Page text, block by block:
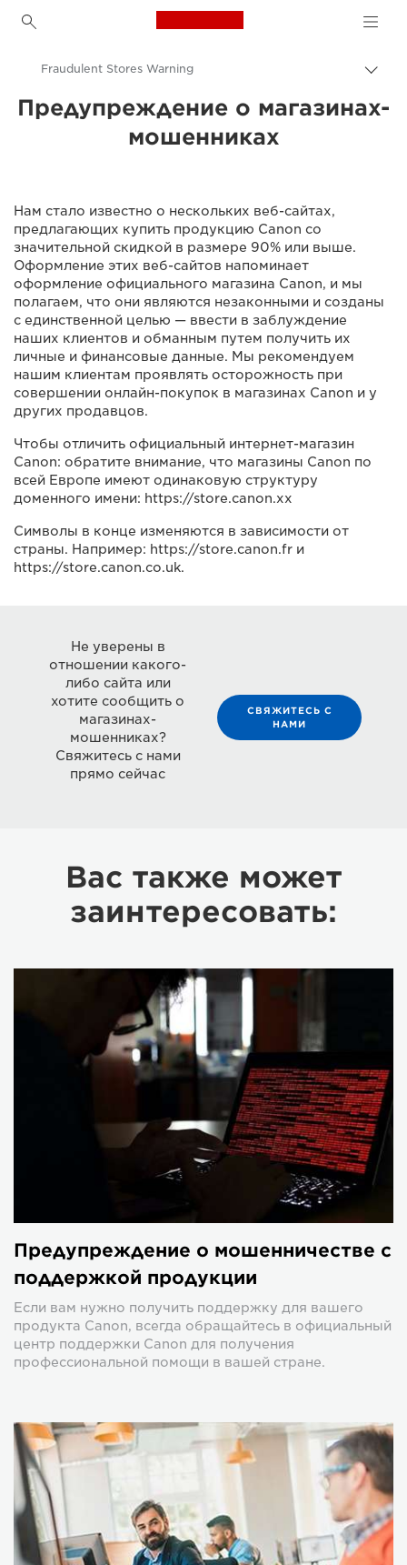
Canon Logo, back to
Canon
О нас - Canon Tajikistan
Fraudulent Stores Warning
Предупреждение о магазинах-
мошенниках
Нам стало известно о нескольких веб-сайтах,
предлагающих купить продукцию Canon со
значительной скидкой в размере 90% или выше.
Оформление этих веб-сайтов напоминает
оформление официального магазина Canon, и мы
полагаем, что они являются незаконными и созданы
с единственной целью — ввести в заблуждение
наших клиентов и обманным путем получить их
личные и финансовые данные. Мы рекомендуем
нашим клиентам проявлять осторожность при
совершении онлайн-покупок в магазинах Canon и у
других продавцов.
Чтобы отличить официальный интернет-магазин
Canon: обратите внимание, что магазины Canon по
всей Европе имеют одинаковую структуру
доменного имени: https://store.canon.xx
Символы в конце изменяются в зависимости от
страны. Например: https://store.canon.fr и
https://store.canon.co.uk.
Не уверены в
отношении какого-
либо сайта или
хотите сообщить о
магазинах-
мошенниках?
Свяжитесь с нами
прямо сейчас
СВЯЖИТЕСЬ С
НАМИ
Вас также может
заинтересовать:
Предупреждение о мошенничестве с
поддержкой продукции
Если вам нужно получить поддержку для вашего
продукта Canon, всегда обращайтесь в официальный
центр поддержки Canon для получения
профессиональной помощи в вашей стране.